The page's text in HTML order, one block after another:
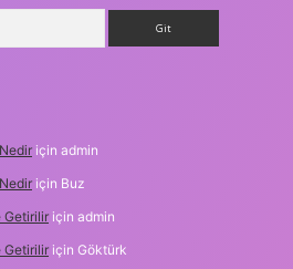
için admin
için Buz
Getirilir için admin
Getirilir için Göktürk